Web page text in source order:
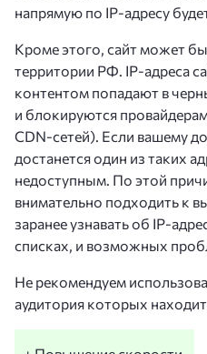
напрямую по IP-адресу
Кроме этого, сайт может
территории РФ. IP-адреса
контентом попадают в
и блокируются
CDN-сетей). Если вашему
достанется один из таких
недоступным. По этой
внимательно подходить к
заранее узнавать об IP-
списках, и возможных
Не рекомендуем
аудитория которых